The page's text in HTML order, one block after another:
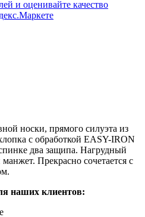
носки, прямого силуэта из
с обработкой EASY-IRON
два защипа. Нагрудный
Прекрасно сочетается с
наших клиентов: